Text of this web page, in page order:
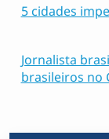
5 cidades
Jornalista
brasileiros no